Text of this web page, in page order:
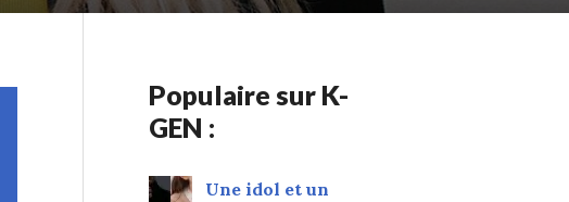
Populaire sur K-
GEN :
Une idol et un